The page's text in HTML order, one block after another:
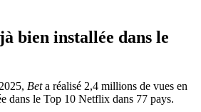
bien installée dans le
Beta réalisé 2,4 millions de vues en
dans le Top 10 Netflix dans 77 pays.